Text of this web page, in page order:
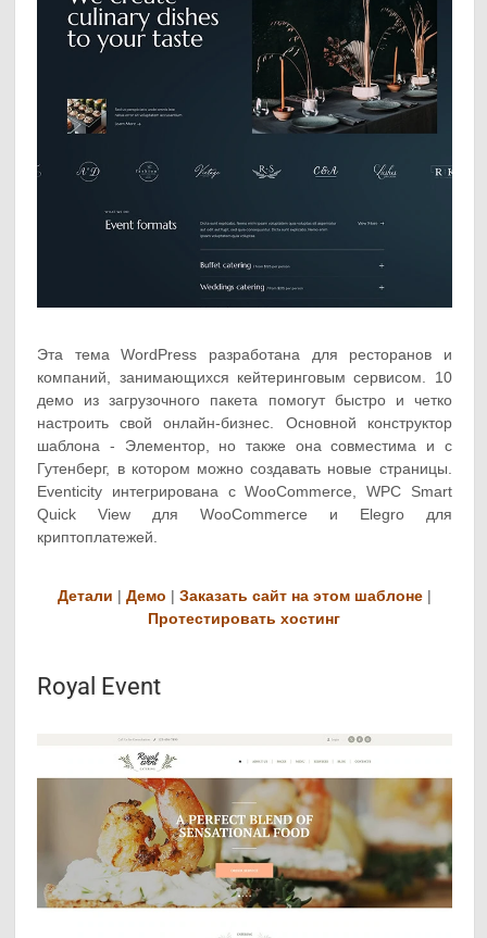
Эта тема WordPress разработана для ресторанов и
компаний, занимающихся кейтеринговым сервисом. 10
демо из загрузочного пакета помогут быстро и четко
настроить свой онлайн-бизнес. Основной конструктор
шаблона - Элементор, но также она совместима и с
Гутенберг, в котором можно создавать новые страницы.
Eventicity интегрирована с WooCommerce, WPC Smart
Quick View для WooCommerce и Elegro для
криптоплатежей.
Детали | Демо | Заказать сайт на этом шаблоне|
Протестировать хостинг
Royal Event